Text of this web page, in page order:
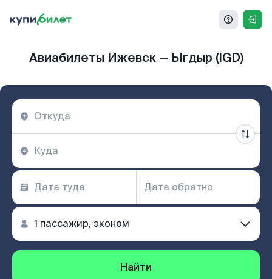
Авиабилеты Ижевск — Ыгдыр (IGD)
Найти